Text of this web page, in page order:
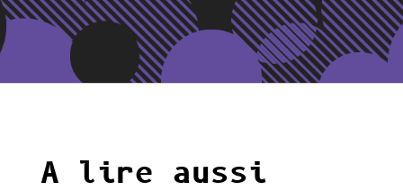
A lire aussi